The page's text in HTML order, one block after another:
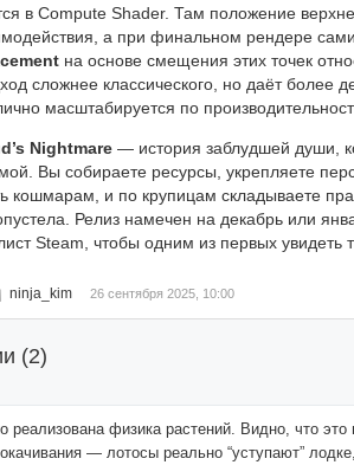
в Compute Shader. Там положение
а при финальном рендере
на основе смещения этих точек
сложнее классического, но даёт более
масштабируется по
Nightmare — история заблудшей души,
Вы собираете ресурсы, укрепляете
кошмарам, и по крупицам складываете
Релиз намечен на декабрь или
Steam, чтобы одним из первых увидеть
ninja_kim 26 сентября 2025, 10:00
(2)
реализована физика растений. Видно, что это
— лотосы реально “уступают”